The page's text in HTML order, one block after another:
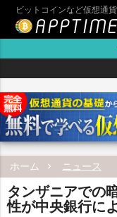
ビットコインなど仮想通
ホーム ニュース
タンザニアでの
性が中央銀行に